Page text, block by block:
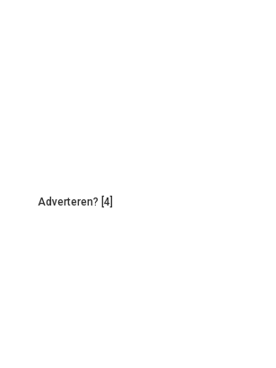
Adverteren? [4]